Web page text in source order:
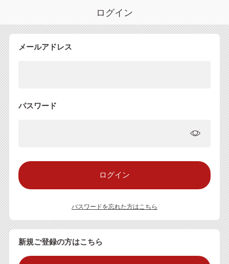
ログイン
メールアドレス
パスワード
パスワードを忘れた方はこちら
新規ご登録の方はこちら